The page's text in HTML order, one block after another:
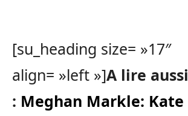
[su_heading size= »17″
align= »left »]A lire aussi
: Meghan Markle: Kate